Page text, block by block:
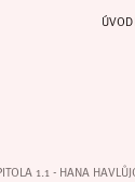
1.1 - HANA